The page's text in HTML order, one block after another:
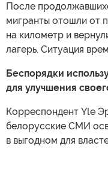
После
мигранты отошли от
на километр и
лагерь. Ситуация
Беспорядки
для улучшения
Корреспондент Yle
белорусские СМИ
в выгодном для